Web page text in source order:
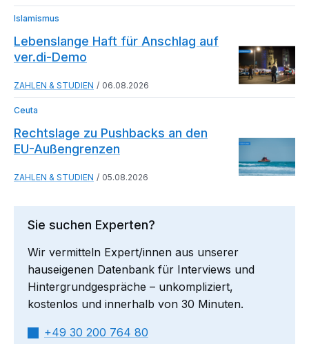
Islamismus
Lebenslange Haft für Anschlag auf
ver.di-Demo
ZAHLEN & STUDIEN 06.08.2026
Ceuta
Rechtslage zu Pushbacks an den
EU-Außengrenzen
ZAHLEN & STUDIEN 05.08.2026
Sie suchen Experten?
Wir vermitteln Expert/innen aus unserer
hauseigenen Datenbank für Interviews und
Hintergrundgespräche – unkompliziert,
kostenlos und innerhalb von 30 Minuten.
+49 30 200 764 80